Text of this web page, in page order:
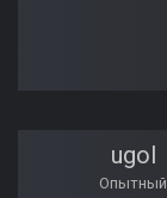
ugol
Опытный